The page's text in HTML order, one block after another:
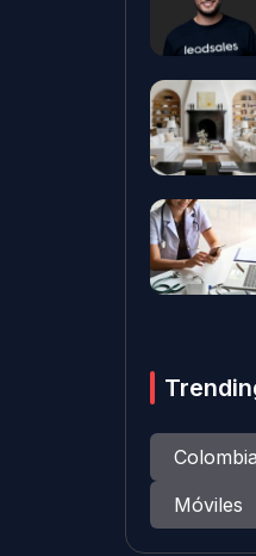
Colombia
Móviles